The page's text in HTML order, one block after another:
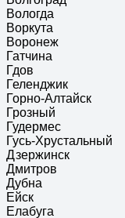
Вологда
Воркута
Воронеж
Гатчина
Гдов
Геленджик
Горно-Алтайск
Грозный
Гудермес
Гусь-Хрустальный
Дзержинск
Дмитров
Дубна
Ейск
Елабуга